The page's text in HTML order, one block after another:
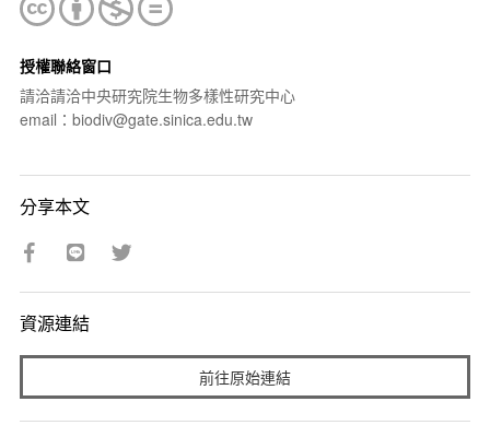
授權聯絡窗口
請洽請洽中央研究院生物多樣性研究中心
email：biodiv@gate.sinica.edu.tw
分享本文
資源連結
前往原始連結